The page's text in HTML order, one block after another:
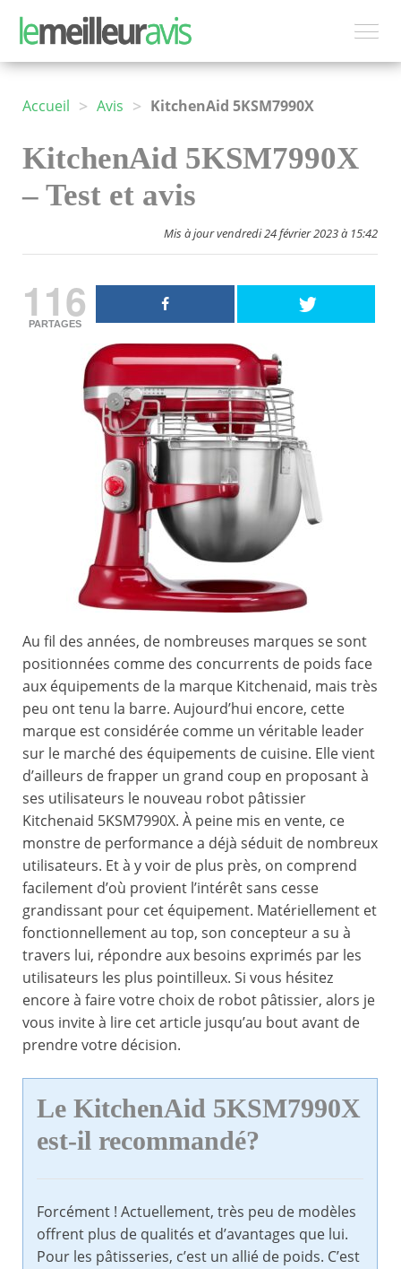
Accueil > Avis > KitchenAid 5KSM7990X
KitchenAid 5KSM7990X
– Test et avis
Mis à jour vendredi 24 février 2023 à 15:42
116
PARTAGES
Au fil des années, de nombreuses marques se sont
positionnées comme des concurrents de poids face
aux équipements de la marque Kitchenaid, mais très
peu ont tenu la barre. Aujourd’hui encore, cette
marque est considérée comme un véritable leader
sur le marché des équipements de cuisine. Elle vient
d’ailleurs de frapper un grand coup en proposant à
ses utilisateurs le nouveau robot pâtissier
Kitchenaid 5KSM7990X. À peine mis en vente, ce
monstre de performance a déjà séduit de nombreux
utilisateurs. Et à y voir de plus près, on comprend
facilement d’où provient l’intérêt sans cesse
grandissant pour cet équipement. Matériellement et
fonctionnellement au top, son concepteur a su à
travers lui, répondre aux besoins exprimés par les
utilisateurs les plus pointilleux. Si vous hésitez
encore à faire votre choix de robot pâtissier, alors je
vous invite à lire cet article jusqu’au bout avant de
prendre votre décision.
Le KitchenAid 5KSM7990X
est-il recommandé?
Forcément ! Actuellement, très peu de modèles
offrent plus de qualités et d’avantages que lui.
Pour les pâtisseries, c’est un allié de poids. C’est